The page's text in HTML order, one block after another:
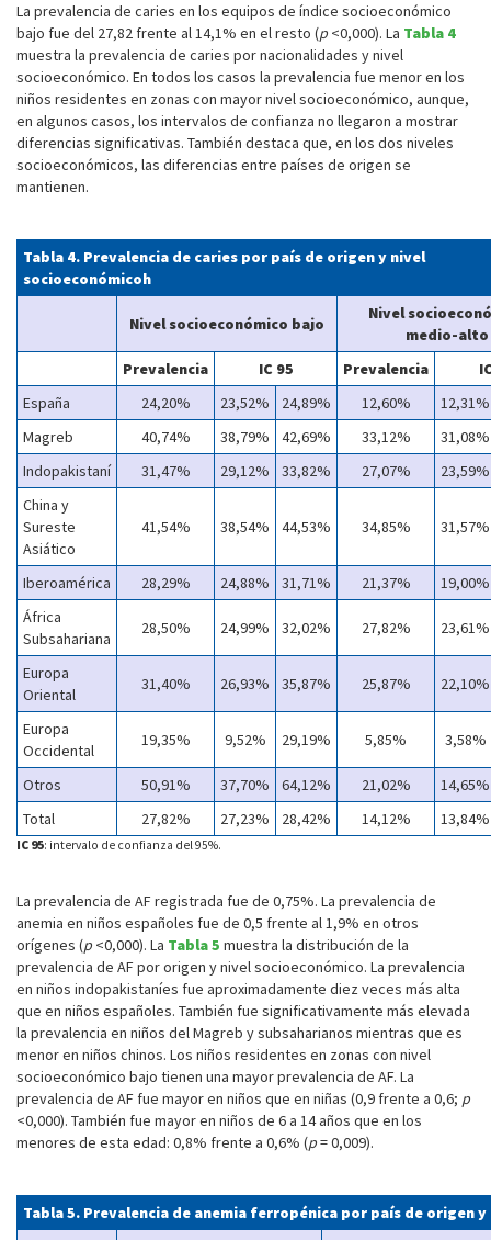
La prevalencia de caries en los equipos de índice socioeconómico
bajo fue del 27,82 frente al 14,1% en el resto (p <0,000). La Tabla 4
muestra la prevalencia de caries por nacionalidades y nivel
socioeconómico. En todos los casos la prevalencia fue menor en los
niños residentes en zonas con mayor nivel socioeconómico, aunque,
en algunos casos, los intervalos de confianza no llegaron a mostrar
diferencias significativas. También destaca que, en los dos niveles
socioeconómicos, las diferencias entre países de origen se
mantienen.
Tabla 4. Prevalencia de caries por país de origen y nivel
socioeconómicoh
Nivel socioeconómico bajo
Nivel
medio-alto
Prevalencia
IC 95 Prevalencia
España
24,20% 23,52% 24,89% 12,60%
12,31%
Magreb
40,74% 38,79% 42,69% 33,12%
31,08%
Indopakistaní
31,47% 29,12% 33,82% 27,07%
23,59%
China y
Sureste
Asiático
41,54% 38,54% 44,53% 34,85% 31,57%
Iberoamérica 28,29% 24,88% 31,71% 21,37%
19,00%
África
Subsahariana
28,50% 24,99% 32,02% 27,82% 23,61%
Europa
Oriental
31,40% 26,93% 35,87% 25,87% 22,10%
Europa
Occidental
19,35% 9,52% 29,19% 5,85% 3,58%
Otros 50,91% 37,70% 64,12% 21,02%
14,65%
Total
27,82% 27,23% 28,42% 14,12% 13,84%
IC 95: intervalo de confianza del 95%.
La prevalencia de AF registrada fue de 0,75%. La prevalencia de
anemia en niños españoles fue de 0,5 frente al 1,9% en otros
orígenes (p <0,000). La Tabla 5 muestra la distribución de la
prevalencia de AF por origen y nivel socioeconómico. La prevalencia
en niños indopakistaníes fue aproximadamente diez veces más alta
que en niños españoles. También fue significativamente más elevada
la prevalencia en niños del Magreb y subsaharianos mientras que es
menor en niños chinos. Los niños residentes en zonas con nivel
socioeconómico bajo tienen una mayor prevalencia de AF. La
prevalencia de AF fue mayor en niños que en niñas (0,9 frente a 0,6; p
<0,000). También fue mayor en niños de 6 a 14 años que en los
menores de esta edad: 0,8% frente a 0,6% (p= 0,009).
Tabla 5. Prevalencia de anemia ferropénica por país de origen